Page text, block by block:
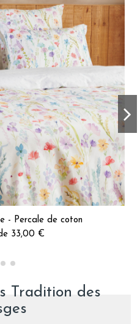
- Percale de coton
33,00 €
Tradition des